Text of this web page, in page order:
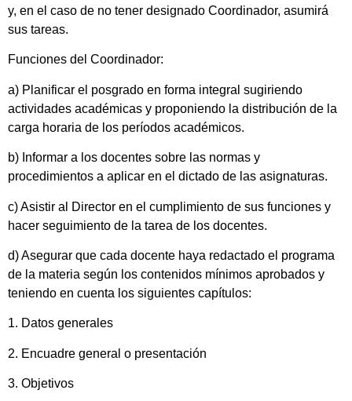
y, en el caso de no tener designado Coordinador, asumirá
sus tareas.
Funciones del Coordinador:
a) Planificar el posgrado en forma integral sugiriendo
actividades académicas y proponiendo la distribución de la
carga horaria de los períodos académicos.
b) Informar a los docentes sobre las normas y
procedimientos a aplicar en el dictado de las asignaturas.
c) Asistir al Director en el cumplimiento de sus funciones y
hacer seguimiento de la tarea de los docentes.
d) Asegurar que cada docente haya redactado el programa
de la materia según los contenidos mínimos aprobados y
teniendo en cuenta los siguientes capítulos:
1. Datos generales
2. Encuadre general o presentación
3. Objetivos